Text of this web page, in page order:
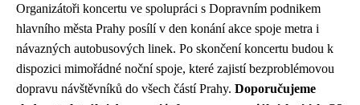
Organizátoři koncertu ve spolupráci s Dopravním podnikem
hlavního města Prahy posílí v den konání akce spoje metra i
návazných autobusových linek. Po skončení koncertu budou k
dispozici mimořádné noční spoje, které zajistí bezproblémovou
dopravu návštěvníků do všech částí Prahy. Doporučujeme